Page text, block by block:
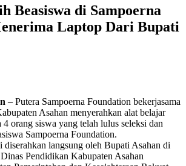
Beasiswa di Sampoerna
Laptop Dari Bupati
– Putera Sampoerna Foundation bekerjasama
Asahan menyerahkan alat belajar
4 orang siswa yang telah lulus seleksi dan
Sampoerna Foundation.
diserahkan langsung oleh Bupati Asahan di
Pendidikan Kabupaten Asahan